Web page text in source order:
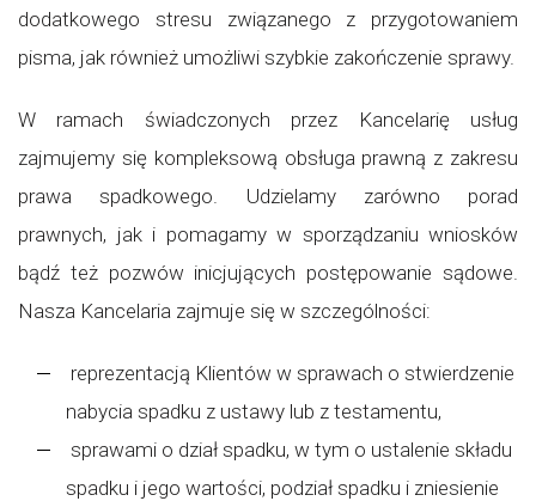
dodatkowego stresu związanego z przygotowaniem
pisma, jak również umożliwi szybkie zakończenie sprawy.
W ramach świadczonych przez Kancelarię usług
zajmujemy się kompleksową obsługa prawną z zakresu
prawa spadkowego. Udzielamy zarówno porad
prawnych, jak i pomagamy w sporządzaniu wniosków
bądź też pozwów inicjujących postępowanie sądowe.
Nasza Kancelaria zajmuje się w szczególności:
reprezentacją Klientów w sprawach o stwierdzenie
nabycia spadku z ustawy lub z testamentu,
sprawami o dział spadku, w tym o ustalenie składu
spadku i jego wartości, podział spadku i zniesienie